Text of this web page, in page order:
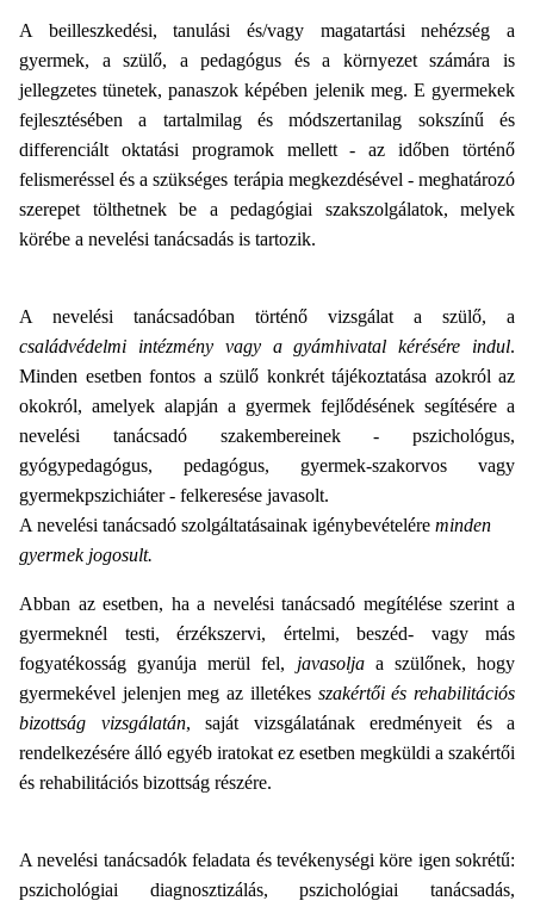
A beilleszkedési, tanulási és/vagy magatartási nehézség a
gyermek, a szülő, a pedagógus és a környezet számára is
jellegzetes tünetek, panaszok képében jelenik meg. E gyermekek
fejlesztésében a tartalmilag és módszertanilag sokszínű és
differenciált oktatási programok mellett - az időben történő
felismeréssel és a szükséges terápia megkezdésével - meghatározó
szerepet tölthetnek be a pedagógiai szakszolgálatok, melyek
körébe a nevelési tanácsadás is tartozik.
A nevelési tanácsadóban történő vizsgálat a szülő, a
családvédelmi intézmény vagy a gyámhivatal kérésére indul.
Minden esetben fontos a szülő konkrét tájékoztatása azokról az
okokról, amelyek alapján a gyermek fejlődésének segítésére a
nevelési tanácsadó szakembereinek - pszichológus,
gyógypedagógus, pedagógus, gyermek-szakorvos vagy
gyermekpszichiáter - felkeresése javasolt.
A nevelési tanácsadó szolgáltatásainak igénybevételére minden
gyermek jogosult.
Abban az esetben, ha a nevelési tanácsadó megítélése szerint a
gyermeknél testi, érzékszervi, értelmi, beszéd- vagy más
fogyatékosság gyanúja merül fel, javasoljaa szülőnek, hogy
gyermekével jelenjen meg az illetékes szakértői és rehabilitációs
bizottság vizsgálatán, saját vizsgálatának eredményeit és a
rendelkezésére álló egyéb iratokat ez esetben megküldi a szakértői
és rehabilitációs bizottság részére.
A nevelési tanácsadók feladata és tevékenységi köre igen sokrétű:
pszichológiai diagnosztizálás, pszichológiai tanácsadás,